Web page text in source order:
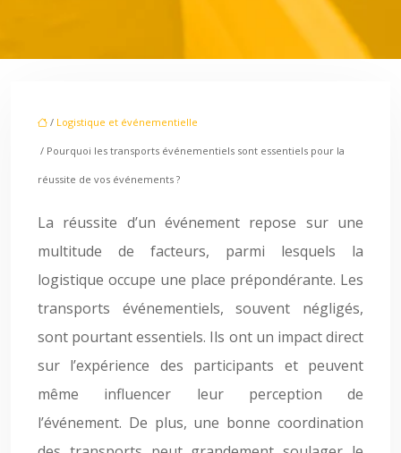
/ Logistique et événementielle
/ Pourquoi les transports événementiels sont essentiels pour la
réussite de vos événements ?
La réussite d’un événement repose sur une
multitude de facteurs, parmi lesquels la
logistique occupe une place prépondérante. Les
transports événementiels, souvent négligés,
sont pourtant essentiels. Ils ont un impact direct
sur l’expérience des participants et peuvent
même influencer leur perception de
l’événement. De plus, une bonne coordination